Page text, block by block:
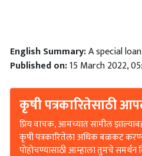
English Summary:A special
Published on:15 March 2022,
कृषी पत्रकारितेसाठी
प्रिय वाचक, आमच्यात सामील
कृषी पत्रकारितेला अधिक बळकट
पोहोचण्यासाठी आम्हाला तुमचे